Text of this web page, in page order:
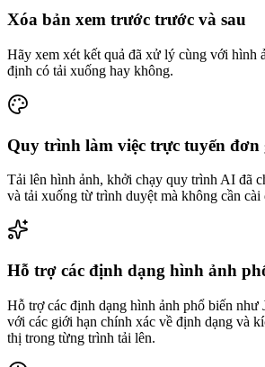
Xóa bản xem trước trước và sau
Hãy xem xét kết quả đã xử lý cùng với hình
định có tải xuống hay không.
Quy trình làm việc trực tuyến đơn
Tải lên hình ảnh, khởi chạy quy trình AI đã
và tải xuống từ trình duyệt mà không cần cài
Hỗ trợ các định dạng hình ảnh
Hỗ trợ các định dạng hình ảnh phổ biến như
với các giới hạn chính xác về định dạng và
thị trong từng trình tải lên.